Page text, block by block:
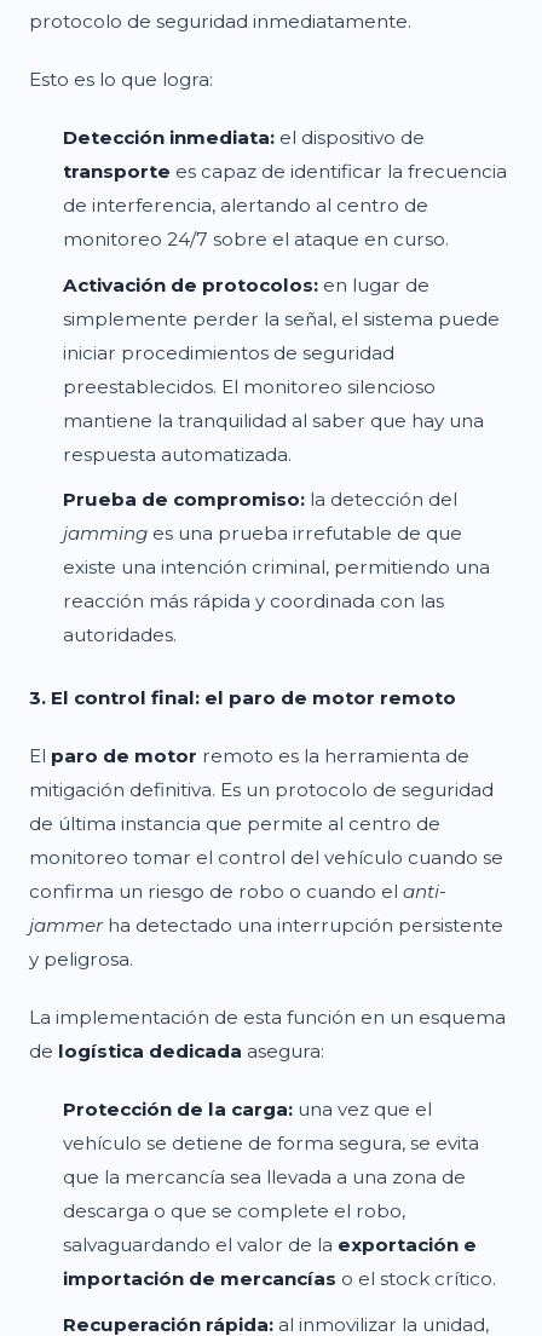
protocolo de seguridad inmediatamente.
Esto es lo que logra:
Detección inmediata: el dispositivo de
transporte es capaz de identificar la frecuencia
de interferencia, alertando al centro de
monitoreo 24/7 sobre el ataque en curso.
Activación de protocolos: en lugar de
simplemente perder la señal, el sistema puede
iniciar procedimientos de seguridad
preestablecidos. El monitoreo silencioso
mantiene la tranquilidad al saber que hay una
respuesta automatizada.
Prueba de compromiso: la detección del
jamming es una prueba irrefutable de que
existe una intención criminal, permitiendo una
reacción más rápida y coordinada con las
autoridades.
3. El control final: el paro de motor remoto
El paro de motor remoto es la herramienta de
mitigación definitiva. Es un protocolo de seguridad
de última instancia que permite al centro de
monitoreo tomar el control del vehículo cuando se
confirma un riesgo de robo o cuando el anti-
jammerha detectado una interrupción persistente
y peligrosa.
La implementación de esta función en un esquema
de logística dedicada asegura:
Protección de la carga: una vez que el
vehículo se detiene de forma segura, se evita
que la mercancía sea llevada a una zona de
descarga o que se complete el robo,
salvaguardando el valor de la exportación e
importación de mercancías o el stock crítico.
Recuperación rápida: al inmovilizar la unidad,